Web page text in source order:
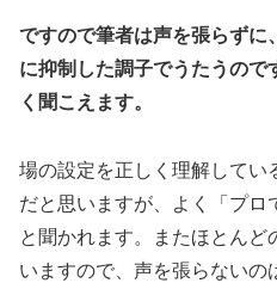
ですので筆者は声を張らずに
に抑制した調子でうたうの
く聞こえます。
場の設定を正しく理解してい
だと思いますが、よく「プロ
と聞かれます。またほとんど
いますので、声を張らない